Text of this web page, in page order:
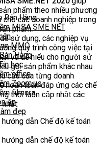
Bán Hàng
MISA SME NET
MMO
Hàng
học
office
Zoom.us
filmora
ăn
đẹp
phẩm theo nhiều phương
các doanh nghiệp trong
phẩm.
sử dụng, các nghiệp vụ
quy trình công việc tại
và dễ hiểu cho người sử
gói sản phẩm khác nhau
cầu của từng doanh
hoàn toàn đáp ứng các chế
thời luôn cập nhật các
dẫn Chế độ kế toán
dẫn chế độ kế toán